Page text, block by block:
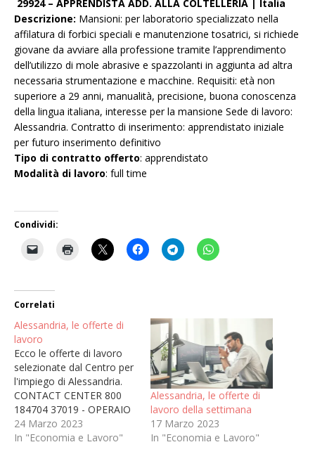
29924 – APPRENDISTA ADD. ALLA COLTELLERIA | Italia
Descrizione: Mansioni: per laboratorio specializzato nella
affilatura di forbici speciali e manutenzione tosatrici, si richiede
giovane da avviare alla professione tramite l’apprendimento
dell’utilizzo di mole abrasive e spazzolanti in aggiunta ad altra
necessaria strumentazione e macchine. Requisiti: età non
superiore a 29 anni, manualità, precisione, buona conoscenza
della lingua italiana, interesse per la mansione Sede di lavoro:
Alessandria. Contratto di inserimento: apprendistato iniziale
per futuro inserimento definitivo
Tipo di contratto offerto: apprendistato
Modalità di lavoro: full time
Condividi:
Correlati
Alessandria, le offerte di
lavoro
Ecco le offerte di lavoro
selezionate dal Centro per
l'impiego di Alessandria.
CONTACT CENTER 800
184704 37019 - OPERAIO
EDILE RASATORE E
POSATORE DI CAPPOTTO
24 Marzo 2023
In "Economia e Lavoro"
Alessandria, le offerte di
lavoro della settimana
17 Marzo 2023
In "Economia e Lavoro"